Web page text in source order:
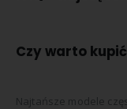
Czy warto
Najtańsze modele